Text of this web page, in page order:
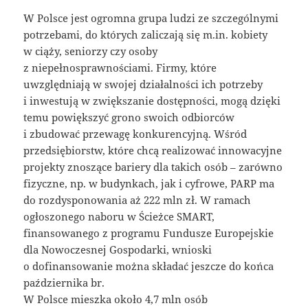
W Polsce jest ogromna grupa ludzi ze szczególnymi
potrzebami, do których zaliczają się m.in. kobiety
w ciąży, seniorzy czy osoby
z niepełnosprawnościami. Firmy, które
uwzględniają w swojej działalności ich potrzeby
i inwestują w zwiększanie dostępności, mogą dzięki
temu powiększyć grono swoich odbiorców
i zbudować przewagę konkurencyjną. Wśród
przedsiębiorstw, które chcą realizować innowacyjne
projekty znoszące bariery dla takich osób – zarówno
fizyczne, np. w budynkach, jak i cyfrowe, PARP ma
do rozdysponowania aż 222 mln zł. W ramach
ogłoszonego naboru w Ścieżce SMART,
finansowanego z programu Fundusze Europejskie
dla Nowoczesnej Gospodarki, wnioski
o dofinansowanie można składać jeszcze do końca
października br.
W Polsce mieszka około 4,7 mln osób